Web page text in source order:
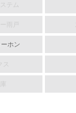
テム
雨戸
ホン
ス